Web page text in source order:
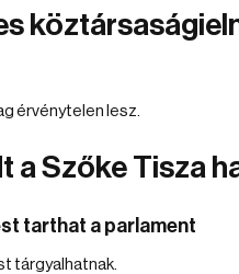
érvénytelen lesz.
a Szőke Tisza
tarthat a parlament
tárgyalhatnak.